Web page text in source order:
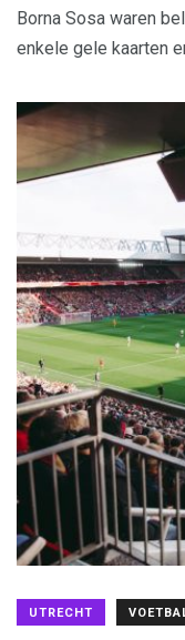
Borna Sosa waren
enkele gele kaarten
UTRECHT